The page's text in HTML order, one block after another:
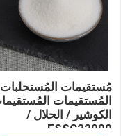
مستحلب الطعام E471
مستحلب الغذاء
مستحلبات غذائية
مُستقيمات المُستحلبات
المُستقيمات
الكوشير / الحلال /
FSSC22000